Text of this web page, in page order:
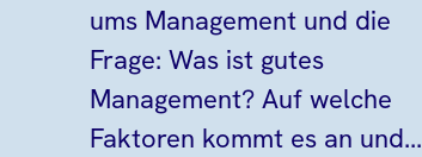
ums Management und die
Frage: Was ist gutes
Management? Auf welche
Faktoren kommt es an und...